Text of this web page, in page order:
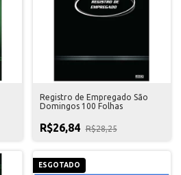
Registro de Empregado São
Domingos 100 Folhas
R$26,84 R$28,25
ESGOTADO